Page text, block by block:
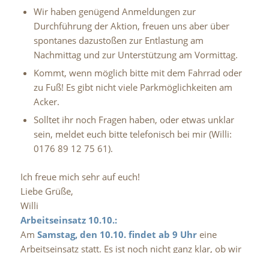
Wir haben genügend Anmeldungen zur
Durchführung der Aktion, freuen uns aber über
spontanes dazustoßen zur Entlastung am
Nachmittag und zur Unterstützung am Vormittag.
Kommt, wenn möglich bitte mit dem Fahrrad oder
zu Fuß! Es gibt nicht viele Parkmöglichkeiten am
Acker.
Solltet ihr noch Fragen haben, oder etwas unklar
sein, meldet euch bitte telefonisch bei mir (Willi:
0176 89 12 75 61).
Ich freue mich sehr auf euch!
Liebe Grüße,
Willi
Arbeitseinsatz 10.10.:
Am Samstag, den 10.10. findet ab 9 Uhreine
Arbeitseinsatz statt. Es ist noch nicht ganz klar, ob wir